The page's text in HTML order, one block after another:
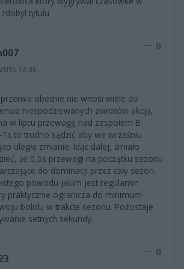
tytulu
12:36
0
obecnie nie wnosi wiele do
niespodziewanych zwrotów akcji),
w lipcu przewagę nad zespołem B
to trudno sądzić aby we wrześniu
uległa zmianie. Idąc dalej, śmiało
że 0,5s przewagi na początku sezonu
do dominacji przez cały sezon.
powodu jakim jest regulamin
praktycznie ogranicza do minimum
bolidu w trakcie sezonu. Pozostaje
setnych sekundy.
0